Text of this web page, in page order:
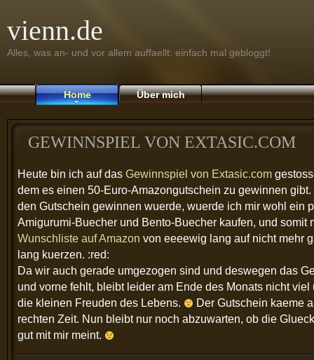
vienn.de
Alles, was an- und vor allem auffaellt: einfach mal gebloggt!
Home Über mich
GEWINNSPIEL VON EXTASIC.COM
Heute bin ich auf das Gewinnspiel von Extasic.com
dem es einen 50-Euro-Amazongutschein zu gewinnen
den Gutschein gewinnen wuerde, wuerde ich mir wohl ein
Amigurumi-Buecher und Bento-Buecher kaufen, und somit
Wunschliste auf Amazon von eeeewig lang auf nicht mehr
lang kuerzen. :red:
Da wir auch gerade umgezogen sind und deswegen das
und vorne fehlt, bleibt leider am Ende des Monats nicht viel
die kleinen Freuden des Lebens.
Der Gutschein kaeme
rechten Zeit. Nun bleibt nur noch abzuwarten, ob die
gut mit mir meint.